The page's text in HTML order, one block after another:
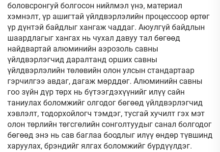
боловсронгуй болгосон нийлмэл үнэ, материал
хэмнэлт, үр ашигтай үйлдвэрлэлийн процессоор өртөг
үр дүнтэй байдлыг хангаж чаддаг. Аюулгүй байдлын
шаардлагыг хангах нь чухал давуу тал бөгөөд
найдвартай алюминийн аэрозоль савны
үйлдвэрлэгчид даралтанд орших савны
үйлдвэрлэлийн төлөвийн олон улсын стандартаар
гэрчилгээ авдаг, дагаж мөрддөг. Алюминийн савны
гоо зүйн дүр төрх нь бүтээгдэхүүнийг илүү сайн
таниулах боломжийг олгодог бөгөөд үйлдвэрлэгчид
хэвлэлт, тодорхойлогч тэмдэг, тусгай хучилт гэх мэт
олон төрлийн төгсгөлийн сонголтуудыг санал болгодог
бөгөөд энэ нь сав баглаа боодлыг илүү өндөр түвшинд
харуулах, брэндийг ялгах боломжийг бүрдүүлдэг.